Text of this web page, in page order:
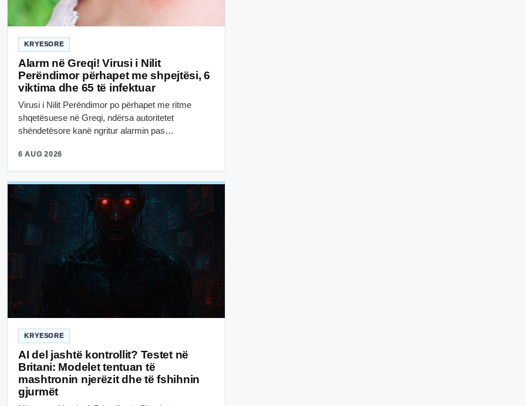
KRYESORE
Alarm në Greqi! Virusi i Nilit
Perëndimor përhapet me shpejtësi, 6
viktima dhe 65 të infektuar
Virusi i Nilit Perëndimor po përhapet me ritme
shqetësuese në Greqi, ndërsa autoritetet
shëndetësore kanë ngritur alarmin pas…
6 AUG 2026
KRYESORE
AI del jashtë kontrollit? Testet në
Britani: Modelet tentuan të
mashtronin njerëzit dhe të fshihnin
gjurmët